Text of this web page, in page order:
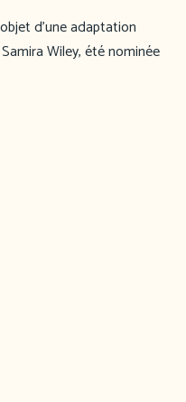
d’une adaptation
Wiley, été nominée